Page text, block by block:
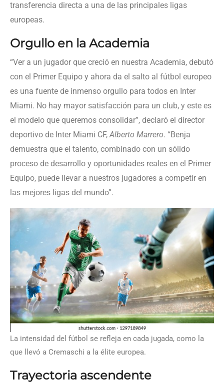
transferencia directa a una de las principales ligas
europeas.
Orgullo en la Academia
“Ver a un jugador que creció en nuestra Academia, debutó
con el Primer Equipo y ahora da el salto al fútbol europeo
es una fuente de inmenso orgullo para todos en Inter
Miami. No hay mayor satisfacción para un club, y este es
el modelo que queremos consolidar”, declaró el director
deportivo de Inter Miami CF,Alberto Marrero. “Benja
demuestra que el talento, combinado con un sólido
proceso de desarrollo y oportunidades reales en el Primer
Equipo, puede llevar a nuestros jugadores a competir en
las mejores ligas del mundo”.
La intensidad del fútbol se refleja en cada jugada, como la
que llevó a Cremaschi a la élite europea.
Trayectoria ascendente